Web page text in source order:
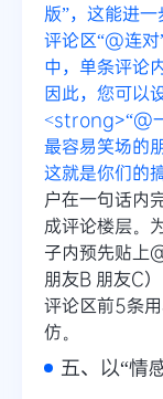
版”，这能进
评论区“@连
中，单条评论
因此，您可以
<strong>“@
最容易笑场的
这就是你们的
户在一句话内
成评论楼层。
子内预先贴上
朋友B 朋友C
评论区前5条
仿。
五、以“情